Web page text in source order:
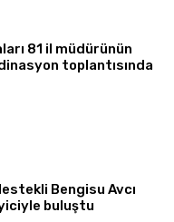
81 il müdürünün
toplantısında
Bengisu Avcı
buluştu